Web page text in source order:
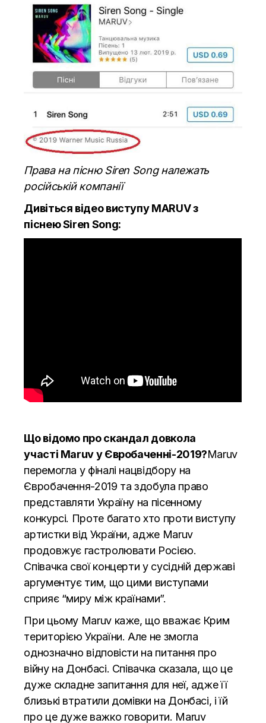
Права на пісню Siren Song належать
російській компанії
Дивіться відео виступу MARUV з
піснею Siren Song:
Що відомо про скандал довкола
участі Maruvу Євробаченні-2019?Maruv
перемогла у фіналі нацвідбору на
Євробачення-2019 та здобула право
представляти Україну на пісенному
конкурсі. Проте багато хто проти виступу
артистки від України, адже Maruv
продовжує гастролювати Росією.
Співачка свої концерти у сусідній державі
аргументує тим, що цими виступами
сприяє “миру між країнами”.
При цьому Maruv каже, що вважає Крим
територією України. Але не змогла
однозначно відповісти на питання про
війну на Донбасі. Співачка сказала, що це
дуже складне запитання для неї, адже її
близькі втратили домівки на Донбасі, і їй
про це дуже важко говорити. Maruv